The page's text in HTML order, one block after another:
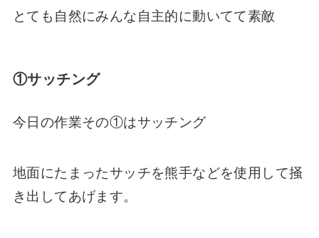
とても自然にみんな自主的に動いてて素敵
①サッチング
今日の作業その①はサッチング
地面にたまったサッチを熊手などを使用して掻
き出してあげます。